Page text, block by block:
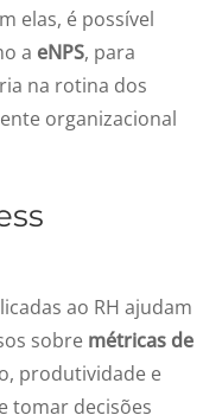
elas, é possível
a eNPS, para
na rotina dos
organizacional
ao RH ajudam
sobre métricas de
produtividade e
tomar decisões